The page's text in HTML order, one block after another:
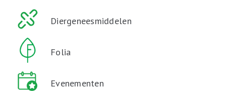
Diergeneesmiddelen
Folia
Evenementen